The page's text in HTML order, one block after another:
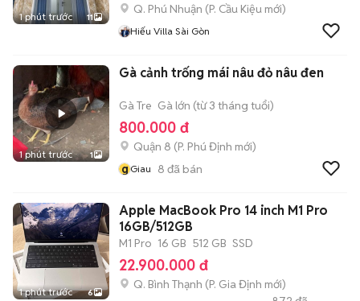
1 phút trước 11
Q. Phú Nhuận (P. Cầu Kiệu mới)
Hiếu Villa Sài Gòn
1 phút trước 1
Gà cảnh trống mái nâu đỏ nâu đen
Gà Tre Gà lớn (từ 3 tháng tuổi)
800.000 đ
Quận 8 (P. Phú Định mới)
gGiau 8 đã bán
1 phút trước 6
Apple MacBook Pro 14 inch M1 Pro
16GB/512GB
M1 Pro 16 GB 512 GB SSD
22.900.000 đ
Q. Bình Thạnh (P. Gia Định mới)